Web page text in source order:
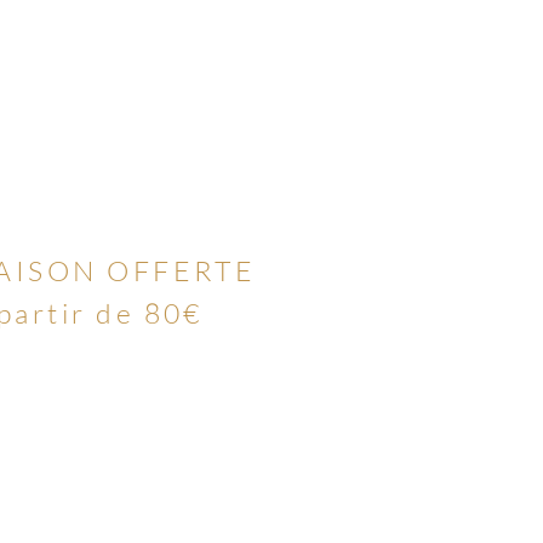
OFFERTE
de 80€